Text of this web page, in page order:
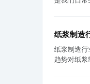
供应商的
制造行业将
投资策略
展，积极投资和支持这些环保型企
多元化、
监管，推
制造行业
率。现代
用和能源消耗，还可以
造过程中
纸浆制造
纸浆制造
趋势对纸浆制造行业的发展